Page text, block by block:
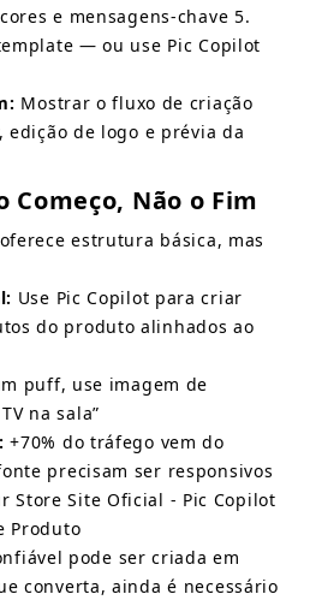
e mensagens-chave 5.
— ou use Pic Copilot
Mostrar o fluxo de criação
edição de logo e prévia da
Começo, Não o Fim
estrutura básica, mas
Use Pic Copilot para criar
do produto alinhados ao
puff, use imagem de
na sala”
+70% do tráfego vem do
precisam ser responsivos
Store Site Oficial - Pic Copilot
Produto
pode ser criada em
converta, ainda é necessário